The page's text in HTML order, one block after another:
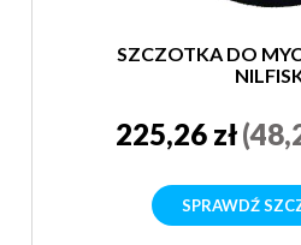
SZCZOTKA DO
225,26 zł
SPRAWDŹ